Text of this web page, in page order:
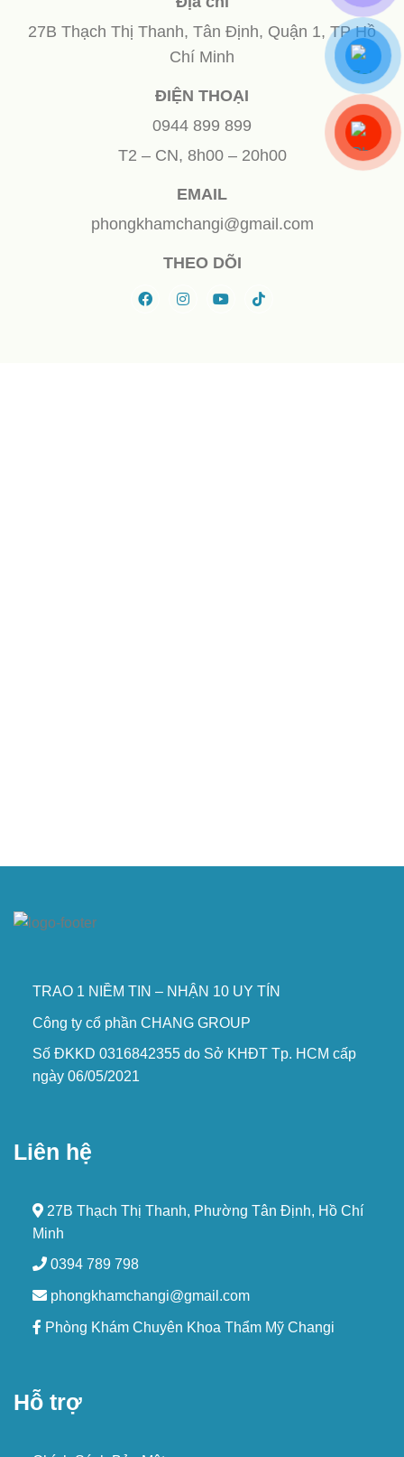
27B Thạch Thị Thanh, Tân Định, Quận 1, TP Hồ
Chí Minh
ĐIỆN THOẠI
0944 899 899
T2 – CN, 8h00 – 20h00
EMAIL
phongkhamchangi@gmail.com
THEO DÕI
TRAO 1 NIỀM TIN – NHẬN 10 UY TÍN
Công ty cổ phần CHANG GROUP
Số ĐKKD 0316842355 do Sở KHĐT Tp. HCM cấp
ngày 06/05/2021
Liên hệ
27B Thạch Thị Thanh, Phường Tân Định, Hồ Chí
Minh
0394 789 798
phongkhamchangi@gmail.com
Phòng Khám Chuyên Khoa Thẩm Mỹ Changi
Hỗ trợ